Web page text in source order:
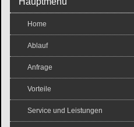
Home
Ablauf
Anfrage
Vorteile
Service und Leistungen